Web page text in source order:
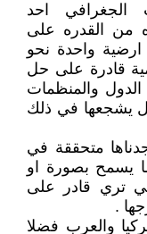
الجغرافي احد
من القدره على
ارضية واحدة نحو
قادرة على حل
والمنظمات
يشجعها في ذلك
متحققة في
يسمح بصورة او
تري قادر على
.
والعرب فضلا